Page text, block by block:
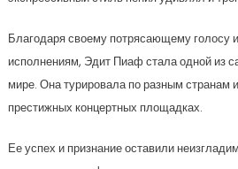
Благодаря своему потрясающему голосу
исполнениям, Эдит Пиаф стала одной из
мире. Она турировала по разным странам
престижных концертных площадках.
Ее успех и признание оставили